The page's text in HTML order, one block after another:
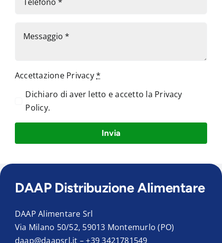
Accettazione Privacy*
Dichiaro di aver letto e accetto la Privacy
Policy.
Invia
DAAP Distribuzione Alimentare
DAAP Alimentare Srl
Via Milano 50/52, 59013 Montemurlo (PO)
daap@daapsrl.it –+39 3421781549